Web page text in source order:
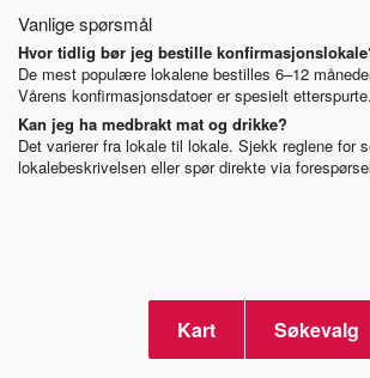
Vanlige spørsmål
Hvor tidlig bør jeg bestille
De mest populære lokalene bestilles 6–12
Vårens konfirmasjonsdatoer er spesielt etterspurte.
Kan jeg ha medbrakt mat og drikke?
Det varierer fra lokale til lokale. Sjekk reglene for
lokalebeskrivelsen eller spør direkte via
Kart Søkevalg